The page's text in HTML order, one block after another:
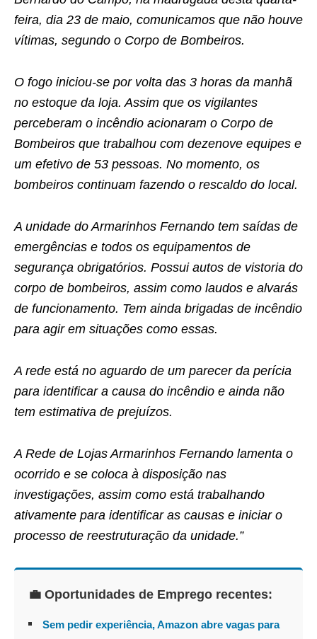
feira, dia 23 de maio, comunicamos que não houve
vítimas, segundo o Corpo de Bombeiros.
O fogo iniciou-se por volta das 3 horas da manhã
no estoque da loja. Assim que os vigilantes
perceberam o incêndio acionaram o Corpo de
Bombeiros que trabalhou com dezenove equipes e
um efetivo de 53 pessoas. No momento, os
bombeiros continuam fazendo o rescaldo do local.
A unidade do Armarinhos Fernando tem saídas de
emergências e todos os equipamentos de
segurança obrigatórios. Possui autos de vistoria do
corpo de bombeiros, assim como laudos e alvarás
de funcionamento. Tem ainda brigadas de incêndio
para agir em situações como essas.
A rede está no aguardo de um parecer da perícia
para identificar a causa do incêndio e ainda não
tem estimativa de prejuízos.
A Rede de Lojas Armarinhos Fernando lamenta o
ocorrido e se coloca à disposição nas
investigações, assim como está trabalhando
ativamente para identificar as causas e iniciar o
processo de reestruturação da unidade.”
💼 Oportunidades de Emprego recentes:
Sem pedir experiência, Amazon abre vagas para